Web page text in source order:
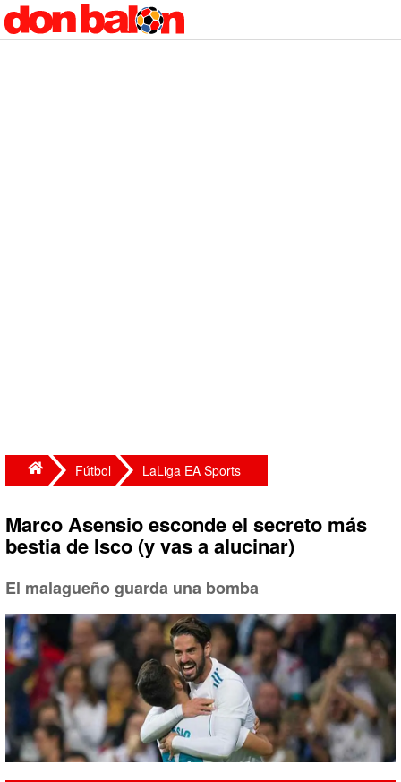
Fútbol LaLiga EA Sports
Marco Asensio esconde el secreto más
bestia de Isco (y vas a alucinar)
El malagueño guarda una bomba